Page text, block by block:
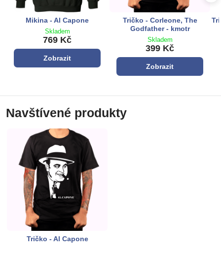
Mikina - Al Capone
Skladem
769 Kč
Zobrazit
Tričko - Corleone, The
Godfather - kmotr
Skladem
399 Kč
Zobrazit
Navštívené produkty
Tričko - Al Capone